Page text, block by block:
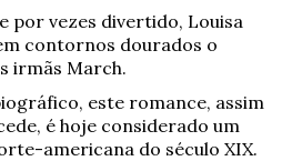
por vezes divertido, Louisa
contornos dourados o
irmãs March.
este romance, assim
é hoje considerado um
americana do século XIX.